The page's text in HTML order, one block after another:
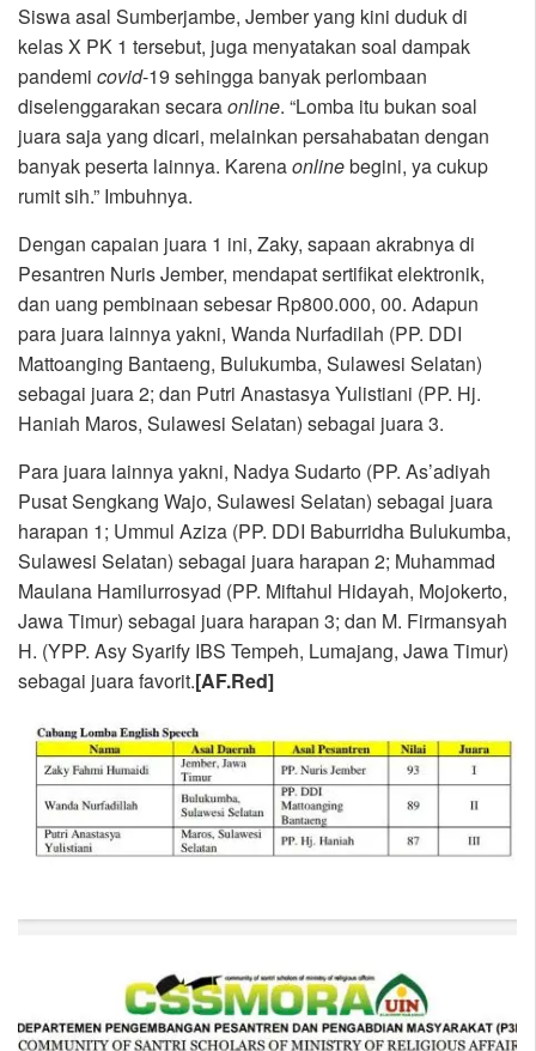
Siswa asal Sumberjambe, Jember yang kini duduk di
kelas X PK 1 tersebut, juga menyatakan soal dampak
pandemi covid-19 sehingga banyak perlombaan
diselenggarakan secaraonline. “Lomba itu bukan soal
juara saja yang dicari, melainkan persahabatan dengan
banyak peserta lainnya. Karenaonlinebegini, ya cukup
rumit sih.” Imbuhnya.
Dengan capaian juara 1 ini, Zaky, sapaan akrabnya di
Pesantren Nuris Jember, mendapat sertifikat elektronik,
dan uang pembinaan sebesar Rp800.000, 00. Adapun
para juara lainnya yakni, Wanda Nurfadilah (PP. DDI
Mattoanging Bantaeng, Bulukumba, Sulawesi Selatan)
sebagai juara 2; dan Putri Anastasya Yulistiani (PP. Hj.
Haniah Maros, Sulawesi Selatan) sebagai juara 3.
Para juara lainnya yakni, Nadya Sudarto (PP. As’adiyah
Pusat Sengkang Wajo, Sulawesi Selatan) sebagai juara
harapan 1; Ummul Aziza (PP. DDI Baburridha Bulukumba,
Sulawesi Selatan) sebagai juara harapan 2; Muhammad
Maulana Hamilurrosyad (PP. Miftahul Hidayah, Mojokerto,
Jawa Timur) sebagai juara harapan 3; dan M. Firmansyah
H. (YPP. Asy Syarify IBS Tempeh, Lumajang, Jawa Timur)
sebagai juara favorit.[AF.Red]